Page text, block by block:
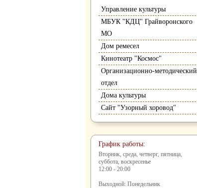
Управление культуры
МБУК "КДЦ" Грайворонского
МО
Дом ремесел
Кинотеатр "Космос"
Организационно-методический
отдел
Дома культуры
Сайт "Узорный хоровод"
График работы:
Вторник, среда, четверг, пятница,
суббота, воскресенье
12:00 - 20:00
Выходной: Понедельник